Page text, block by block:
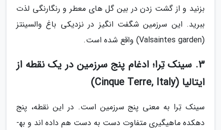
بزنید و از گشت زدن در بین گل های معطر و رنگارنگی لذت
ببرید. این سرزمین شگفت انگیز در نزدیکی باغ والسینتز
(Valsaintes garden) واقع شده است.
3. سینک تِرا؛ ادغام پنج سرزمین در یک نقطه از
ایتالیا (Cinque Terre, Italy)
سینک تِرا به معنی پنج سرزمین است. در این نقطه، پنج
دهکده ماهیگیری متفاوت دست به دست هم داده اند و به­